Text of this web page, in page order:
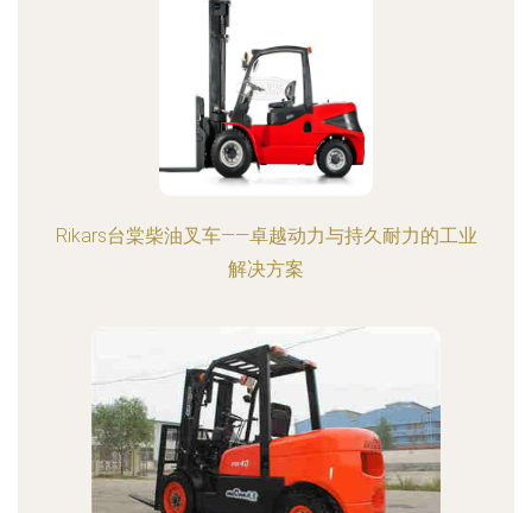
Rikars台棠柴油叉车——卓越动力与持久耐力的工业
解决方案